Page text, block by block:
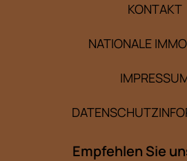
KONTAKT
NATIONALE
Empfehlen Sie